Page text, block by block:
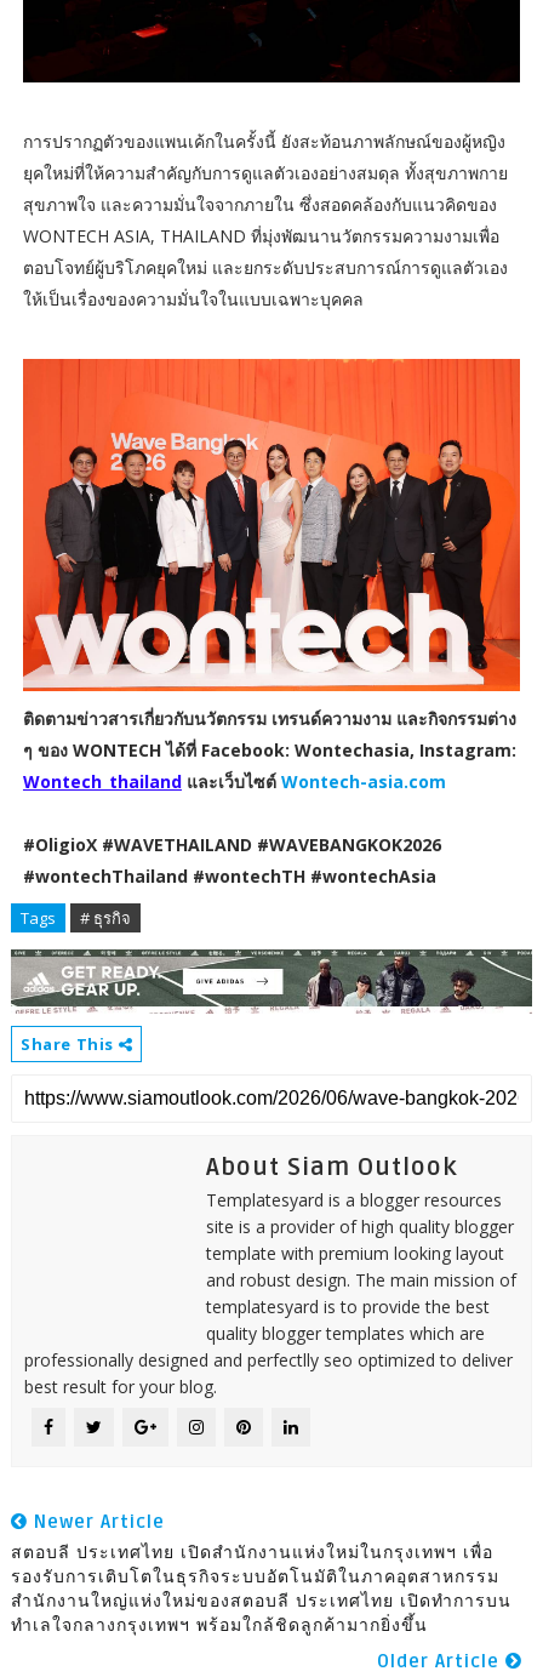
การปรากฏตัวของแพนเค้กในครั้งนี้ ยังสะท้อนภาพลักษณ์ของผู้หญิง
ยุคใหม่ที่ให้ความสำคัญกับการดูแลตัวเองอย่างสมดุล ทั้งสุขภาพกาย
สุขภาพใจ และความมั่นใจจากภายใน ซึ่งสอดคล้องกับแนวคิดของ
WONTECH ASIA, THAILAND ที่มุ่งพัฒนานวัตกรรมความงามเพื่อ
ตอบโจทย์ผู้บริโภคยุคใหม่ และยกระดับประสบการณ์การดูแลตัวเอง
ให้เป็นเรื่องของความมั่นใจในแบบเฉพาะบุคคล
ติดตามข่าวสารเกี่ยวกับนวัตกรรม เทรนด์ความงาม และกิจกรรมต่าง
ๆ ของ WONTECH ได้ที่ Facebook: Wontechasia, Instagram:
Wontech_thailandและเว็บไซต์ Wontech-asia.com
#OligioX #WAVETHAILAND #WAVEBANGKOK2026
#wontechThailand #wontechTH #wontechAsia
Tags # ธุรกิจ
Share This
About Siam Outlook
Templatesyard is a blogger resources
site is a provider of high quality blogger
template with premium looking layout
and robust design. The main mission of
templatesyard is to provide the best
quality blogger templates which are
professionally designed and perfectlly seo optimized to deliver
best result for your blog.
Newer Article
สตอบลี ประเทศไทย เปิดสำนักงานแห่งใหม่ในกรุงเทพฯ เพื่อ
รองรับการเติบโตในธุรกิจระบบอัตโนมัติในภาคอุตสาหกรรม
สำนักงานใหญ่แห่งใหม่ของสตอบลี ประเทศไทย เปิดทำการบน
ทำเลใจกลางกรุงเทพฯ พร้อมใกล้ชิดลูกค้ามากยิ่งขึ้น
Older Article